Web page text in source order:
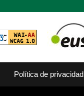
Política de privacidad